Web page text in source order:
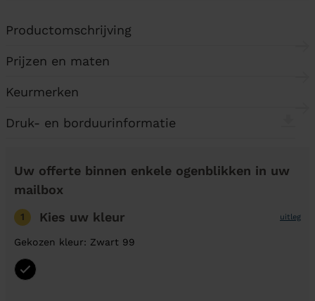
Productomschrijving
Prijzen en maten
Keurmerken
Druk- en borduurinformatie
Uw offerte binnen enkele ogenblikken in uw
mailbox
1 Kies uw kleur uitleg
Gekozen kleur: Zwart 99